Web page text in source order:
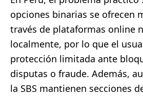
opciones binarias se ofrecen
través de plataformas online
localmente, por lo que el
protección limitada ante
disputas o fraude. Además,
la SBS mantienen secciones